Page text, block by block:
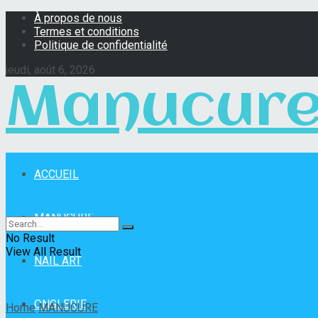
À propos de nous
Termes et conditions
Politique de confidentialité
jeudi, août 6, 2026
ACCUEIL
MANUCURE
NAIL ART
ONGLERIE
No Result
View All Result
Home MANUCURE